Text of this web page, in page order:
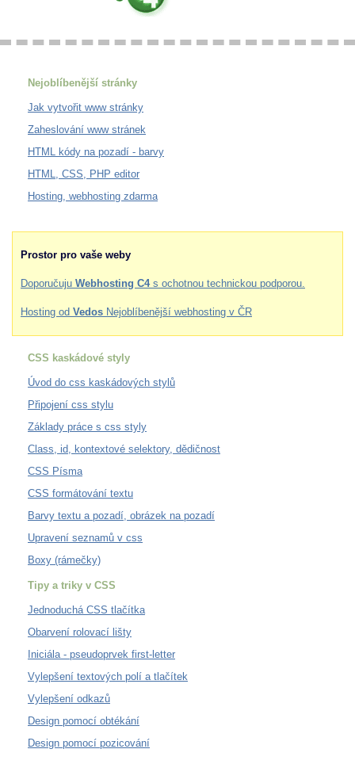
Nejoblíbenější stránky
Jak vytvořit www stránky
Zaheslování www stránek
HTML kódy na pozadí - barvy
HTML, CSS, PHP editor
Hosting, webhosting zdarma
Prostor pro vaše weby
Doporučuju Webhosting C4s ochotnou technickou podporou.
Hosting od Vedos Nejoblíbenější webhosting v ČR
CSS kaskádové styly
Úvod do css kaskádových stylů
Připojení css stylu
Základy práce s css styly
Class, id, kontextové selektory, dědičnost
CSS Písma
CSS formátování textu
Barvy textu a pozadí, obrázek na pozadí
Upravení seznamů v css
Boxy (rámečky)
Tipy a triky v CSS
Jednoduchá CSS tlačítka
Obarvení rolovací lišty
Iniciála - pseudoprvek first-letter
Vylepšení textových polí a tlačítek
Vylepšení odkazů
Design pomocí obtékání
Design pomocí pozicování